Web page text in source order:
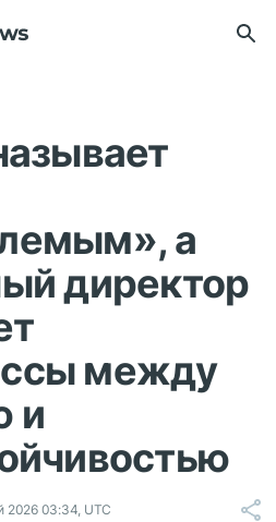
а
директор
между
и
2026 03:34, UTC